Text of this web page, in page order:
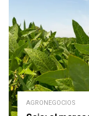
AGRONEGOCIOS